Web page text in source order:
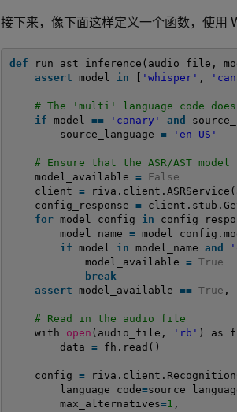
接下来，像下面这样定义一个函数，使用
def run_ast_inference(audio_file,
assert model in [ 'whisper' ,
# The 'multi' language code
if model == 'canary' and
source_language = 'en-US'
# Ensure that the ASR/AST
model_available =
False
client =
config_response =
for model_config in
model_name =
if model in model_name and
model_available = True
break
assert model_available == True ,
# Read in the audio file
with open (audio_file, 'rb' ) as
data = fh.read()
config =
language_code=
max_alternatives=1 ,